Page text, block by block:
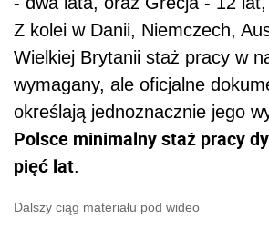
Z kolei w Danii, Niemczech,
Wielkiej Brytanii staż pracy w
wymagany, ale oficjalne
określają jednoznacznie jego
Polsce minimalny staż pracy
pięć lat.
Dalszy ciąg materiału pod wideo